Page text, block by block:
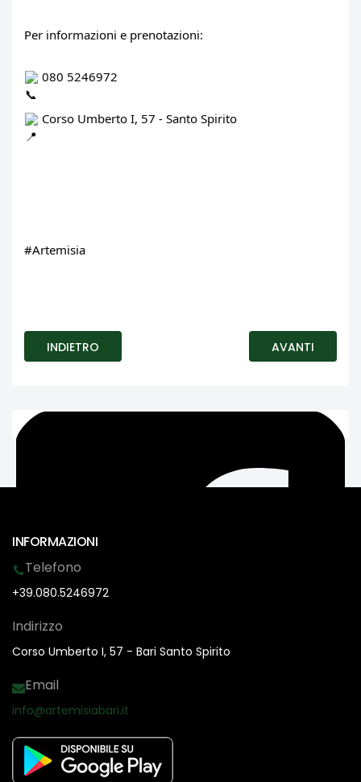
Per informazioni e prenotazioni:
080 5246972
Corso Umberto I, 57 - Santo Spirito
#Artemisia
INDIETRO AVANTI
facebook
INFORMAZIONI
Telefono
+39.080.5246972
Indirizzo
Corso Umberto I, 57 - Bari Santo Spirito
Email
info@artemisiabari.it